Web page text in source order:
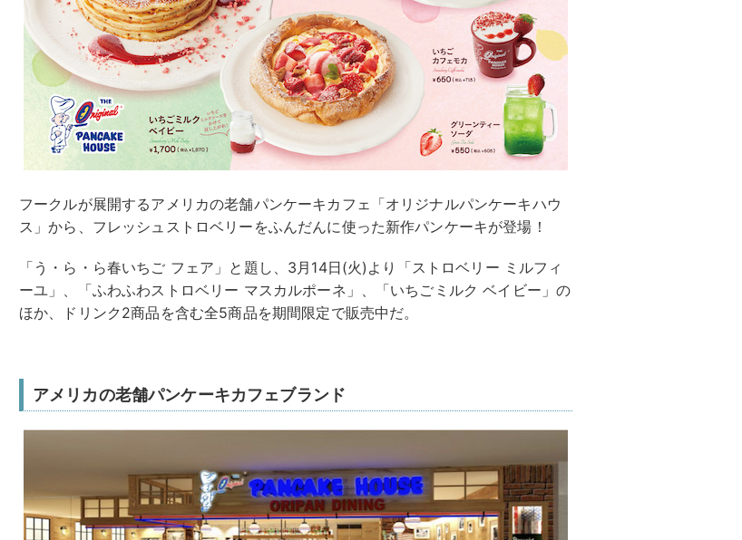
フークルが展開するアメリカの老舗パンケーキカフェ「オリジナルパンケーキハウ
ス」から、フレッシュストロベリーをふんだんに使った新作パンケーキが登場！
「う・ら・ら春いちご フェア」と題し、3月14日(火)より「ストロベリー ミルフィ
ーユ」、「ふわふわストロベリー マスカルポーネ」、「いちごミルク ベイビー」の
ほか、ドリンク2商品を含む全5商品を期間限定で販売中だ。
アメリカの老舗パンケーキカフェブランド